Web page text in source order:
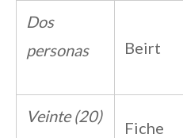
Dos
personas
Beirt
Veinte (20)
Fiche